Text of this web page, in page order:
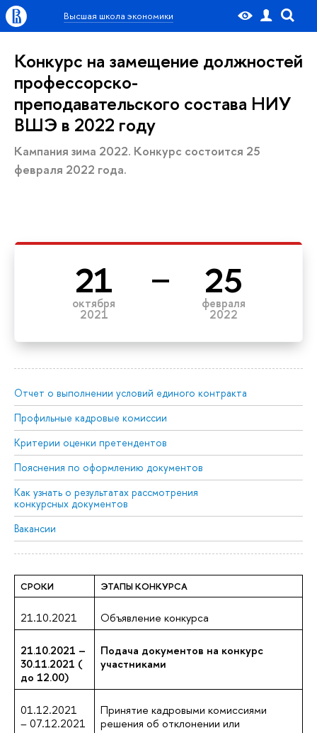
Высшая школа экономики
Конкурс на замещение должностей
профессорско-
преподавательского состава НИУ
ВШЭ в 2022 году
Кампания зима 2022. Конкурс состоится 25
февраля 2022 года.
21
октября
2021
25
февраля
2022
Отчет о выполнении условий единого контракта
Профильные кадровые комиссии
Критерии оценки претендентов
Пояснения по оформлению документов
Как узнать о результатах рассмотрения
конкурсных документов
Вакансии
СРОКИ ЭТАПЫ КОНКУРСА
21.10.2021 Объявление конкурса
21.10.2021 –
30.11.2021 (
до 12.00)
Подача документов на конкурс
участниками
01.12.2021
– 07.12.2021
Принятие кадровыми комиссиями
решения об отклонении или